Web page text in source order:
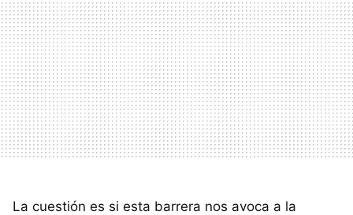
La cuestión es si esta barrera nos avoca a la